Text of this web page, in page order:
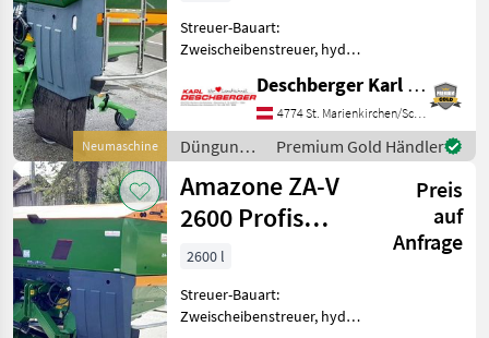
Neumaschine
Streuer-Bauart:
Zweischeibenstreuer, hydr.
Grenzstreueinrichtung,
Streumengenverstellung
Amazone ZA-V 3200 Profis
Hydro Wiegestreuer in
Isobus Ausführung (
Deschberger Karl Landtechnik GesmbH & Co KG
4774 St. Marienkirchen/Schärding
Düngung
und
Beregnung
/ Amazone
Premium Gold Händler
Amazone ZA-V
2600 Profis
Tronic
Preis
auf
Anfrage
2600 l
Streuer-Bauart:
Zweischeibenstreuer, hydr.